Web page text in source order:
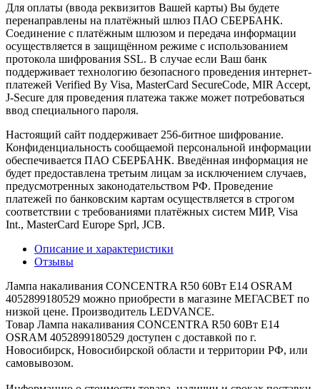
Для оплаты (ввода реквизитов Вашей карты) Вы будете
перенаправлены на платёжный шлюз ПАО СБЕРБАНК.
Соединение с платёжным шлюзом и передача информации
осуществляется в защищённом режиме с использованием
протокола шифрования SSL. В случае если Ваш банк
поддерживает технологию безопасного проведения интернет-
платежей Verified By Visa, MasterCard SecureCode, MIR Accept,
J-Secure для проведения платежа также может потребоваться
ввод специального пароля.
Настоящий сайт поддерживает 256-битное шифрование.
Конфиденциальность сообщаемой персональной информации
обеспечивается ПАО СБЕРБАНК. Введённая информация не
будет предоставлена третьим лицам за исключением случаев,
предусмотренных законодательством РФ. Проведение
платежей по банковским картам осуществляется в строгом
соответствии с требованиями платёжных систем МИР, Visa
Int., MasterCard Europe Sprl, JCB.
Описание и характеристики
Отзывы
Лампа накаливания CONCENTRA R50 60Вт E14 OSRAM
4052899180529 можно приобрести в магазине МЕГАСВЕТ по
низкой цене. Производитель LEDVANCE.
Товар Лампа накаливания CONCENTRA R50 60Вт E14
OSRAM 4052899180529 доступен с доставкой по г.
Новосибирск, Новосибирской области и территории РФ, или
самовывозом.